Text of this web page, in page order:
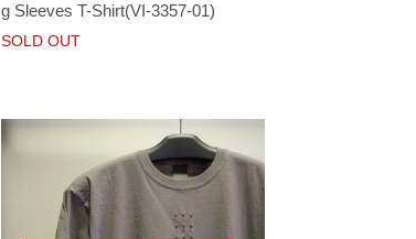
g Sleeves T-Shirt(VI-3357-01)
SOLD OUT